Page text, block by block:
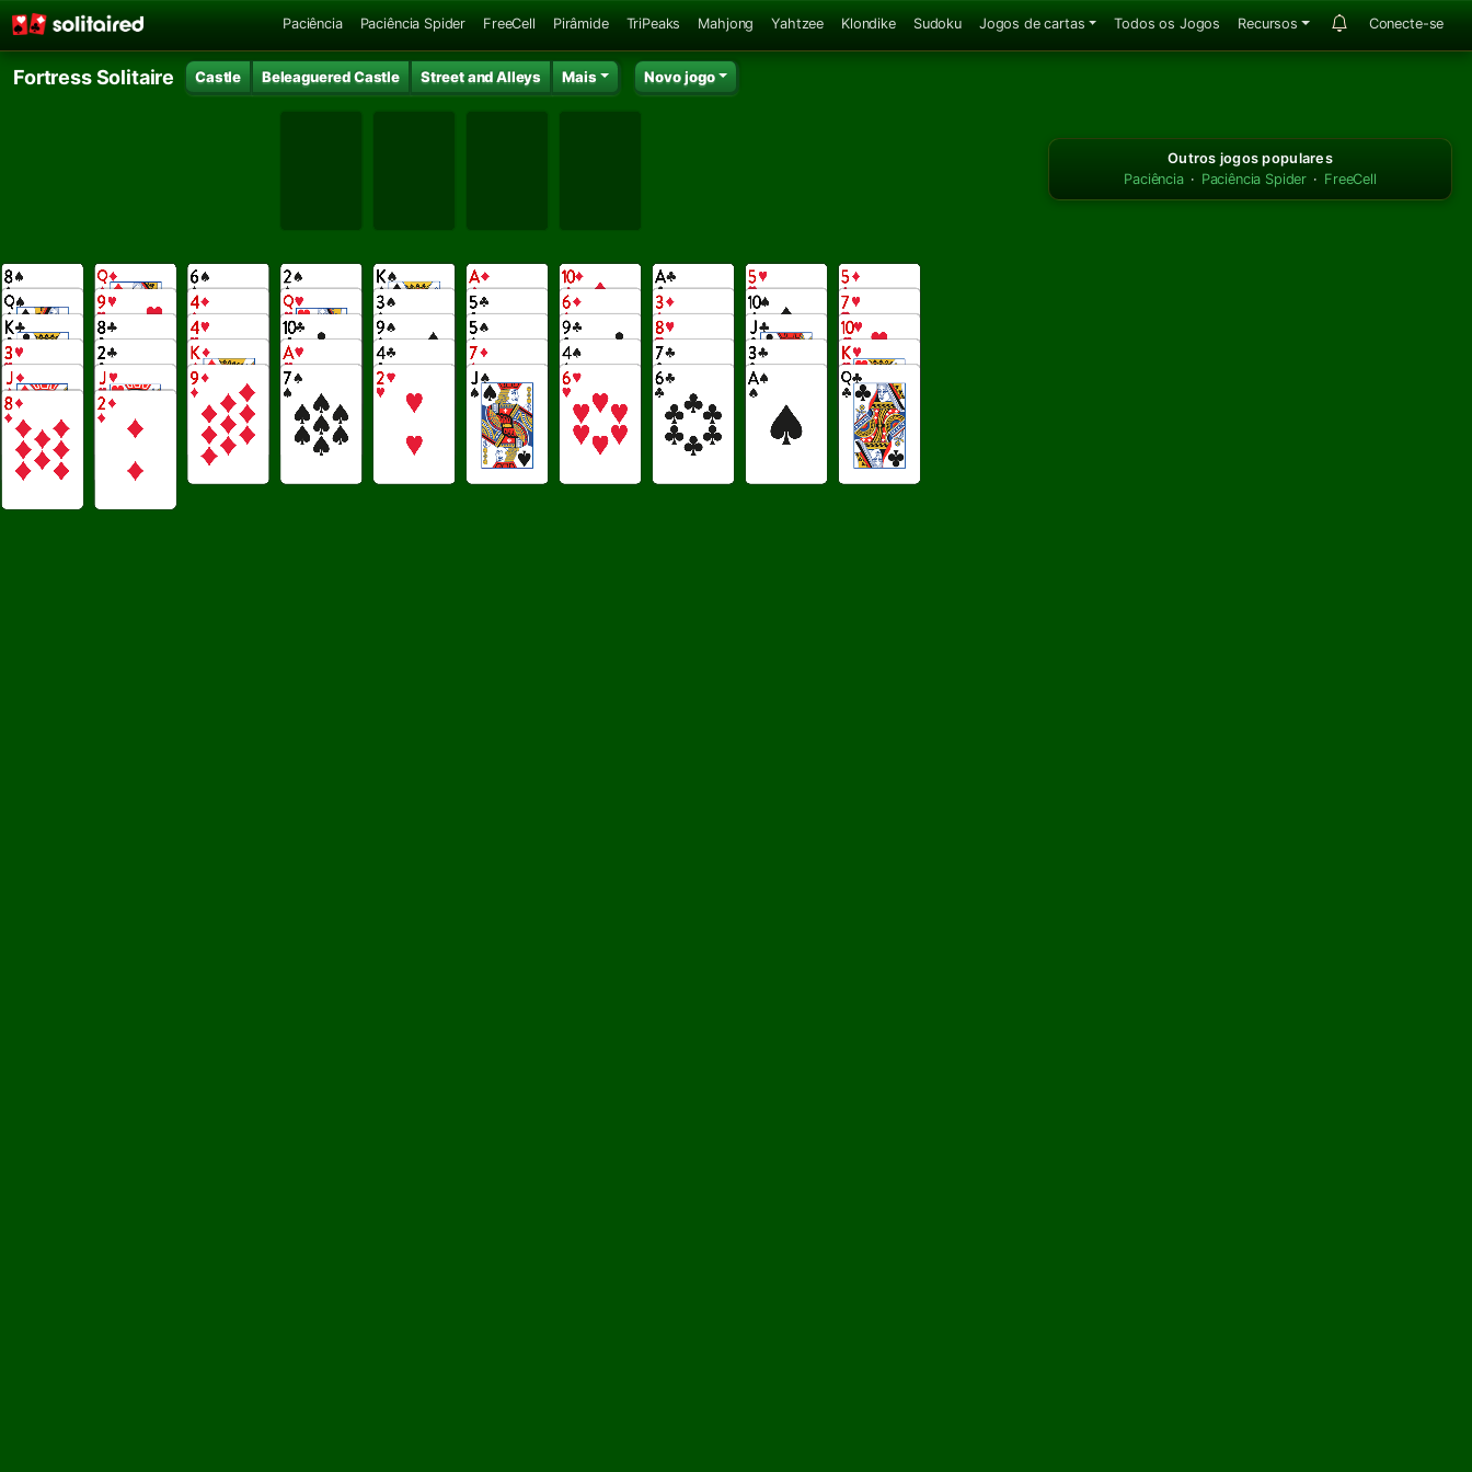
Paciência Paciência Spider FreeCell Pirâmide TriPeaks Mahjong Yahtzee Klondike Sudoku Jogos de cartas Todos os Jogos Recursos Conecte-se
Fortress Solitaire Castle Beleaguered Castle Street and Alleys Mais Novo jogo
Outros jogos populares
Paciência · Paciência Spider · FreeCell